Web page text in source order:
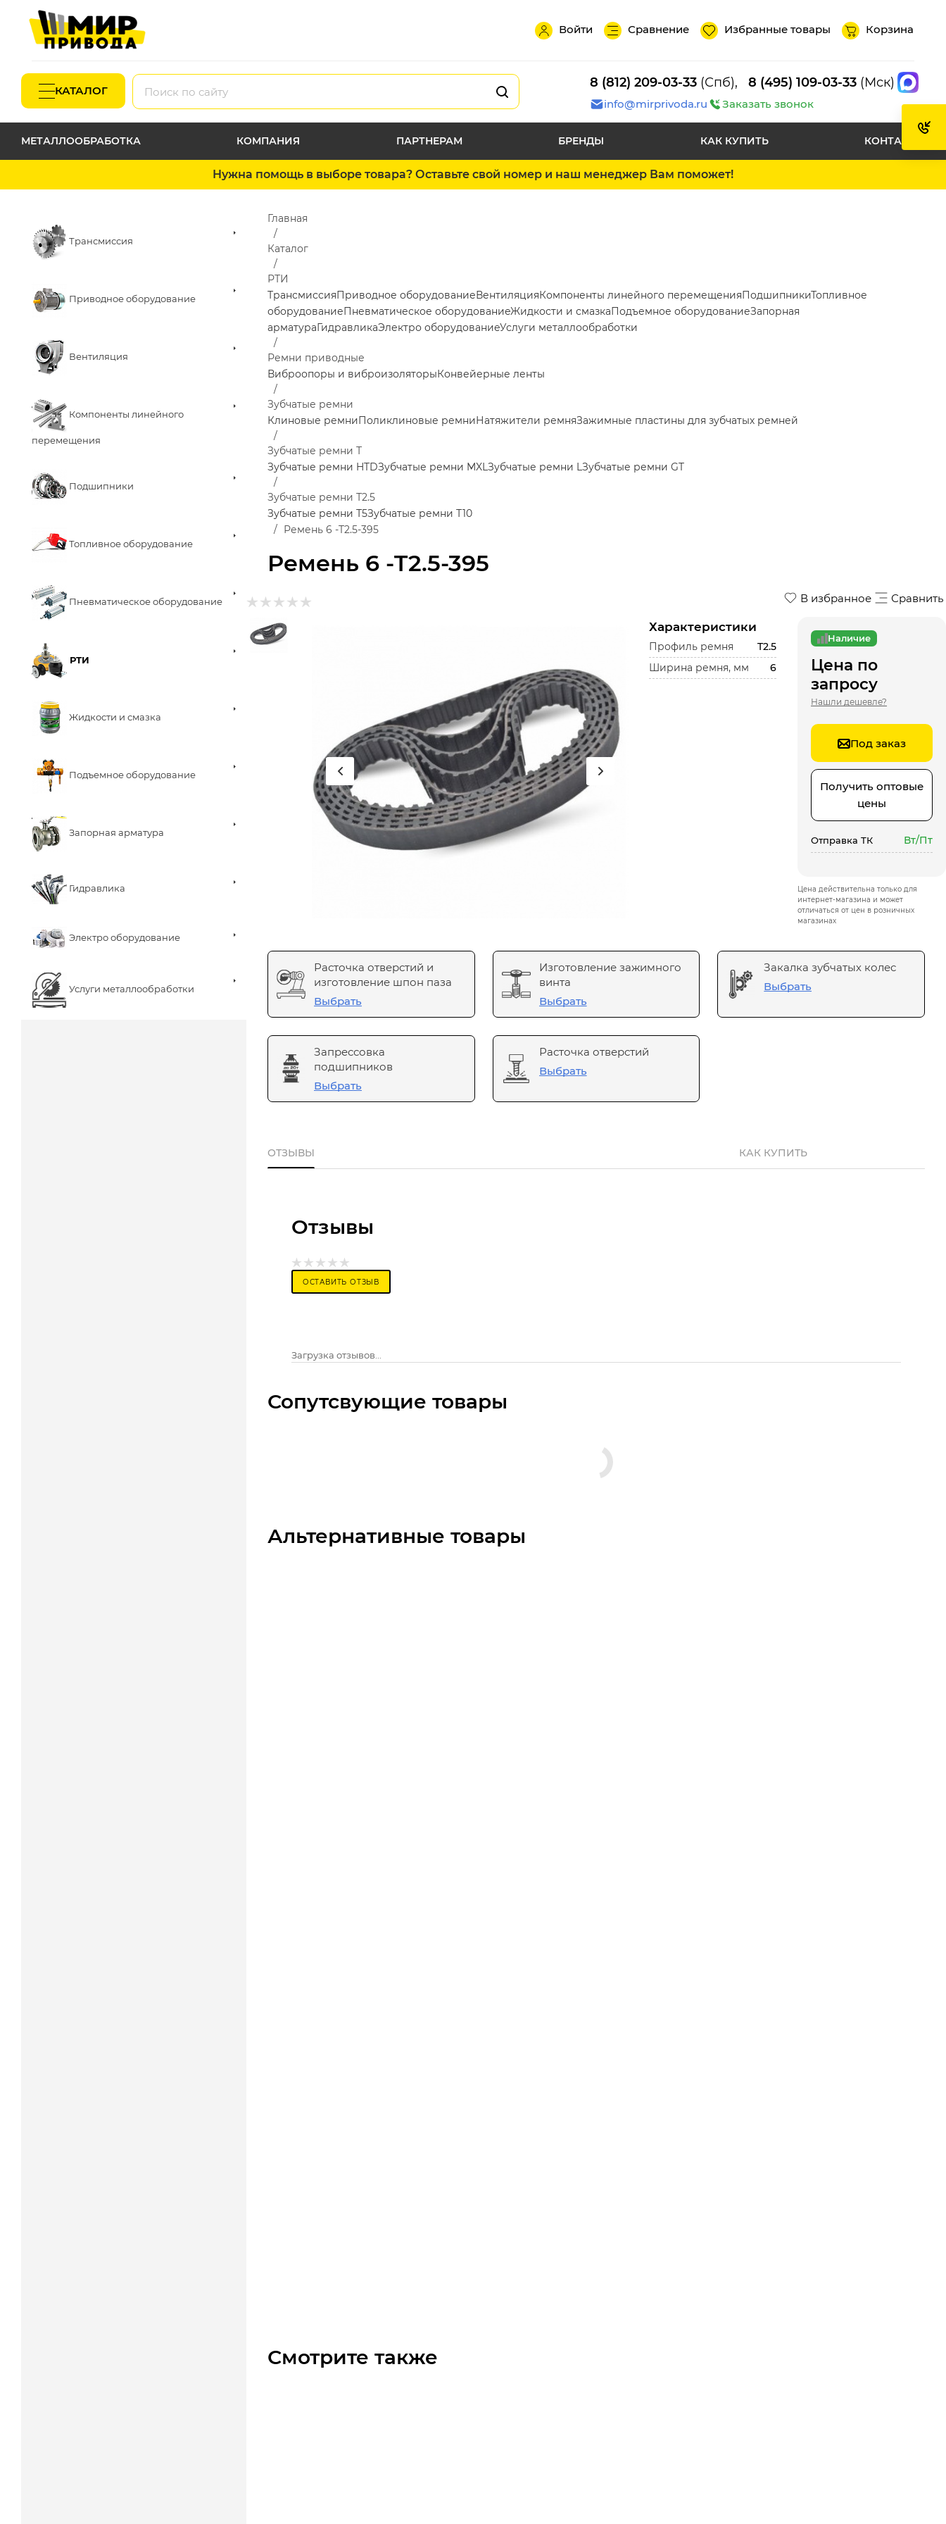
Войти Сравнение Избранные товары Корзина
КАТАЛОГ
8 (812) 209-03-33 (Спб), 8 (495) 109-03-33 (Мск)
info@mirprivoda.ru Заказать звонок
МЕТАЛЛООБРАБОТКА КОМПАНИЯ ПАРТНЕРАМ БРЕНДЫ КАК КУПИТЬ КОНТАКТЫ
Нужна помощь в выборе товара? Оставьте свой номер и наш менеджер Вам поможет!
Трансмиссия
Приводное оборудование
Вентиляция
Компоненты линейного
перемещения
Подшипники
Топливное оборудование
Пневматическое оборудование
РТИ
Жидкости и смазка
Подъемное оборудование
Запорная арматура
Гидравлика
Электро оборудование
Услуги металлообработки
Ремень 6 -T2.5-395
Главная
Каталог
РТИ
ТрансмиссияПриводное оборудованиеВентиляцияКомпоненты линейного перемещенияПодшипникиТопливное
оборудованиеПневматическое оборудованиеЖидкости и смазкаПодъемное оборудованиеЗапорная
арматураГидравликаЭлектро оборудованиеУслуги металлообработки
Ремни приводные
Виброопоры и виброизоляторыКонвейерные ленты
Зубчатые ремни
Клиновые ремниПоликлиновые ремниНатяжители ремняЗажимные пластины для зубчатых ремней
Зубчатые ремни Т
Зубчатые ремни HTDЗубчатые ремни MXLЗубчатые ремни LЗубчатые ремни GT
Зубчатые ремни Т2.5
Зубчатые ремни Т5Зубчатые ремни Т10
Ремень 6 -T2.5-395
В избранное Сравнить
Характеристики
Профиль ремня
T2.5
Ширина ремня, мм
6
Наличие
Цена по
запросу
Нашли дешевле?
Под заказ
Получить оптовые
цены
Отправка ТК Вт/Пт
Цена действительна только для
интернет-магазина и может
отличаться от цен в розничных
магазинах
Расточка отверстий и
изготовление шпон паза
Выбрать
Изготовление зажимного
винта
Выбрать
Закалка зубчатых колес
Выбрать
Запрессовка
подшипников
Выбрать
Расточка отверстий
Выбрать
ОТЗЫВЫ КАК КУПИТЬ
Отзывы
ОСТАВИТЬ ОТЗЫВ
Загрузка отзывов...
Сопутсвующие товары
Альтернативные товары
Смотрите также